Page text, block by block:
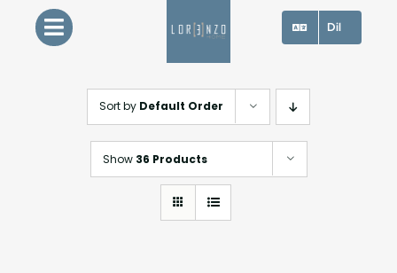
Dil
Sort by Default Order
Show 36 Products